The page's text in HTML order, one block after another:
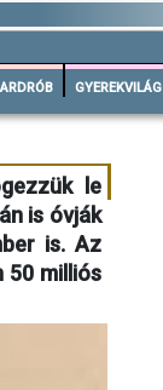
GYEREKVILÁG
le
is óvják
is. Az
50 milliós